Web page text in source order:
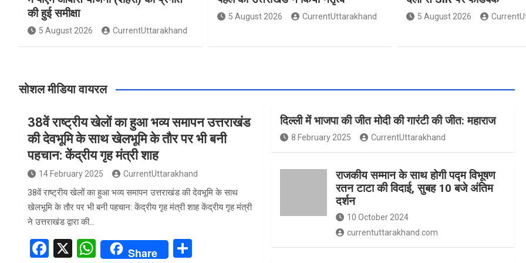
की हुई समीक्षा
5 August 2026 CurrentUttarakhand
5 August 2026 CurrentUttarakhand 5 August 2026
सोशल मीडिया वायरल
38वें राष्ट्रीय खेलों का हुआ भव्य समापन उत्तराखंड
की देवभूमि के साथ खेलभूमि के तौर पर भी बनी
पहचान: केंद्रीय गृह मंत्री शाह
14 February 2025 CurrentUttarakhand
38वें राष्ट्रीय खेलों का हुआ भव्य समापन उत्तराखंड की देवभूमि के साथ
खेलभूमि के तौर पर भी बनी पहचान: केंद्रीय गृह मंत्री शाह केंद्रीय गृह मंत्री
ने उत्तराखंड द्वारा की…
F
X
W
Share
दिल्ली में भाजपा की जीत मोदी की गारंटी की जीत: महाराज
8 February 2025 CurrentUttarakhand
राजकीय सम्मान के साथ होगी पद्म विभूषण
रतन टाटा की विदाई, सुबह 10 बजे अंतिम
दर्शन
10 October 2024
currentuttarakhand.com